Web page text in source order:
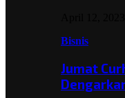
Bisnis
Jumat